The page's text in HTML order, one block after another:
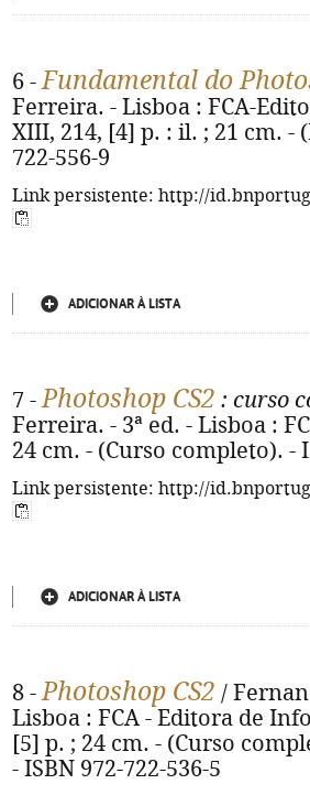
6 -Fundamental do
Ferreira. - Lisboa : FCA-
XIII, 214, [4] p. : il. ; 21 cm. -
722-556-9
Link persistente: http://
ADICIONAR À LISTA
7 -Photoshop CS2 : curso
Ferreira. - 3ª ed. - Lisboa :
24 cm. - (Curso completo). -
Link persistente: http://
ADICIONAR À LISTA
8 -Photoshop CS2 /
Lisboa : FCA - Editora de
[5] p. ; 24 cm. - (Curso
- ISBN 972-722-536-5